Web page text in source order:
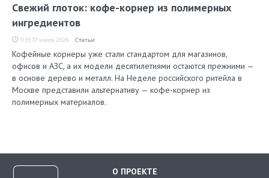
Свежий глоток: кофе-корнер из полимерных
ингредиентов
11:19, 17 июля 2026 Статьи
Кофейные корнеры уже стали стандартом для магазинов,
офисов и АЗС, а их модели десятилетиями остаются прежними —
в основе дерево и металл. На Неделе российского ритейла в
Москве представили альтернативу — кофе-корнер из
полимерных материалов.
О ПРОЕКТЕ